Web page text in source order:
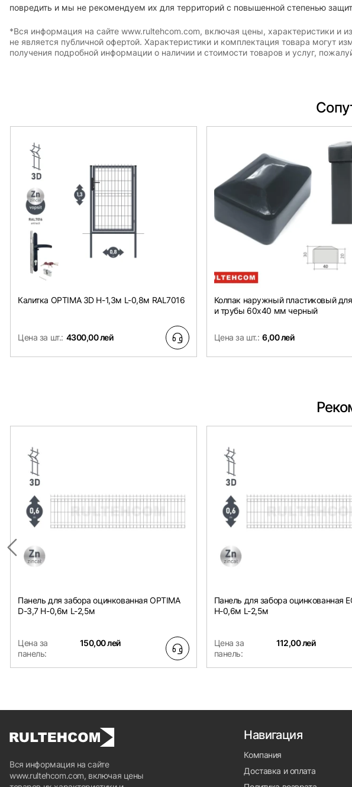
повредить и мы не рекомендуем их для территорий с повышенной степенью
*Вся информация на сайте www.rultehcom.com, включая цены, характеристики и
не является публичной офертой. Характеристики и комплектация товара могут
получения подробной информации о наличии и стоимости товаров и услуг,
Калитка OPTIMA 3D H-1,3м L-0,8м RAL7016
Цена за шт.: 4300,00 лей
Колпак наружный пластиковый
и трубы 60x40 мм черный
Цена за шт.: 6,00 лей
Панель для забора оцинкованная OPTIMA
D-3,7 H-0,6м L-2,5м
Цена за
панель:
150,00 лей
Панель для забора оцинкованная
H-0,6м L-2,5м
Цена за
панель:
112,00 лей
Вся информация на сайте
www.rultehcom.com, включая цены
Навигация
Компания
Доставка и оплата